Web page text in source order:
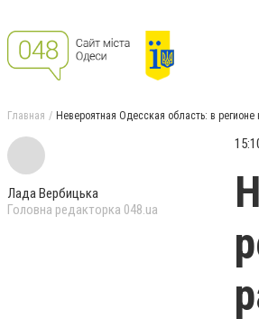
Главная Невероятная Одесская область: в
Лада Вербицька
Головна редакторка 048.ua